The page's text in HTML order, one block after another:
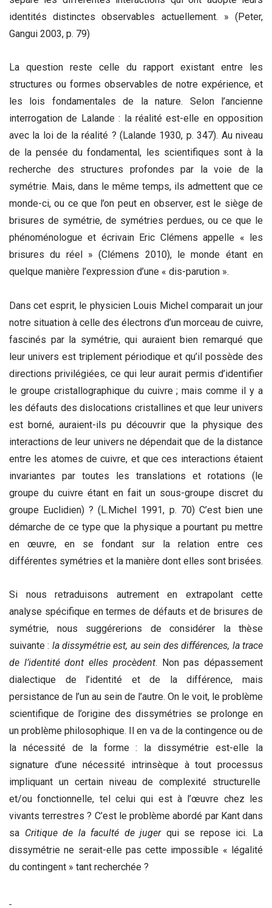
identités distinctes observables actuellement. » (Peter,
Gangui 2003, p. 79)
La question reste celle du rapport existant entre les
structures ou formes observables de notre expérience, et
les lois fondamentales de la nature. Selon l’ancienne
interrogation de Lalande : la réalité est-elle en opposition
avec la loi de la réalité ? (Lalande 1930, p. 347). Au niveau
de la pensée du fondamental, les scientifiques sont à la
recherche des structures profondes par la voie de la
symétrie. Mais, dans le même temps, ils admettent que ce
monde-ci, ou ce que l’on peut en observer, est le siège de
brisures de symétrie, de symétries perdues, ou ce que le
phénoménologue et écrivain Eric Clémens appelle « les
brisures du réel » (Clémens 2010), le monde étant en
quelque manière l’expression d’une « dis-parution ».
Dans cet esprit, le physicien Louis Michel comparait un jour
notre situation à celle des électrons d’un morceau de cuivre,
fascinés par la symétrie, qui auraient bien remarqué que
leur univers est triplement périodique et qu’il possède des
directions privilégiées, ce qui leur aurait permis d’identifier
le groupe cristallographique du cuivre ; mais comme il y a
les défauts des dislocations cristallines et que leur univers
est borné, auraient-ils pu découvrir que la physique des
interactions de leur univers ne dépendait que de la distance
entre les atomes de cuivre, et que ces interactions étaient
invariantes par toutes les translations et rotations (le
groupe du cuivre étant en fait un sous-groupe discret du
groupe Euclidien) ? (L.Michel 1991, p. 70) C’est bien une
démarche de ce type que la physique a pourtant pu mettre
en œuvre, en se fondant sur la relation entre ces
différentes symétries et la manière dont elles sont brisées.
Si nous retraduisons autrement en extrapolant cette
analyse spécifique en termes de défauts et de brisures de
symétrie, nous suggérerions de considérer la thèse
suivante : la dissymétrie est, au sein des différences, la trace
de l’identité dont elles procèdent. Non pas dépassement
dialectique de l’identité et de la différence, mais
persistance de l’un au sein de l’autre. On le voit, le problème
scientifique de l’origine des dissymétries se prolonge en
un problème philosophique. Il en va de la contingence ou de
la nécessité de la forme : la dissymétrie est-elle la
signature d’une nécessité intrinsèque à tout processus
impliquant un certain niveau de complexité structurelle
et/ou fonctionnelle, tel celui qui est à l’œuvre chez les
vivants terrestres ? C’est le problème abordé par Kant dans
sa Critique de la faculté de jugerqui se repose ici. La
dissymétrie ne serait-elle pas cette impossible « légalité
du contingent » tant recherchée ?